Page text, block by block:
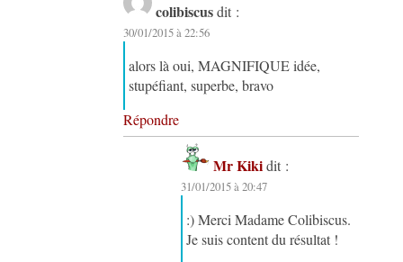
colibiscus dit :
30/01/2015 à 22:56
alors là oui, MAGNIFIQUE idée,
stupéfiant, superbe, bravo
Répondre
Mr Kiki dit :
31/01/2015 à 20:47
:) Merci Madame Colibiscus.
Je suis content du résultat !